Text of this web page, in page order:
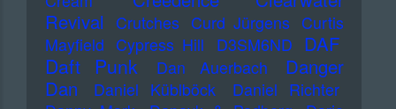
Revival
Crutches Curd Jürgens Curtis
Mayfield Cypress Hill D3SM6ND DAF
Daft Punk Dan Auerbach
Danger
Dan
Daniel Küblböck
Daniel Richter